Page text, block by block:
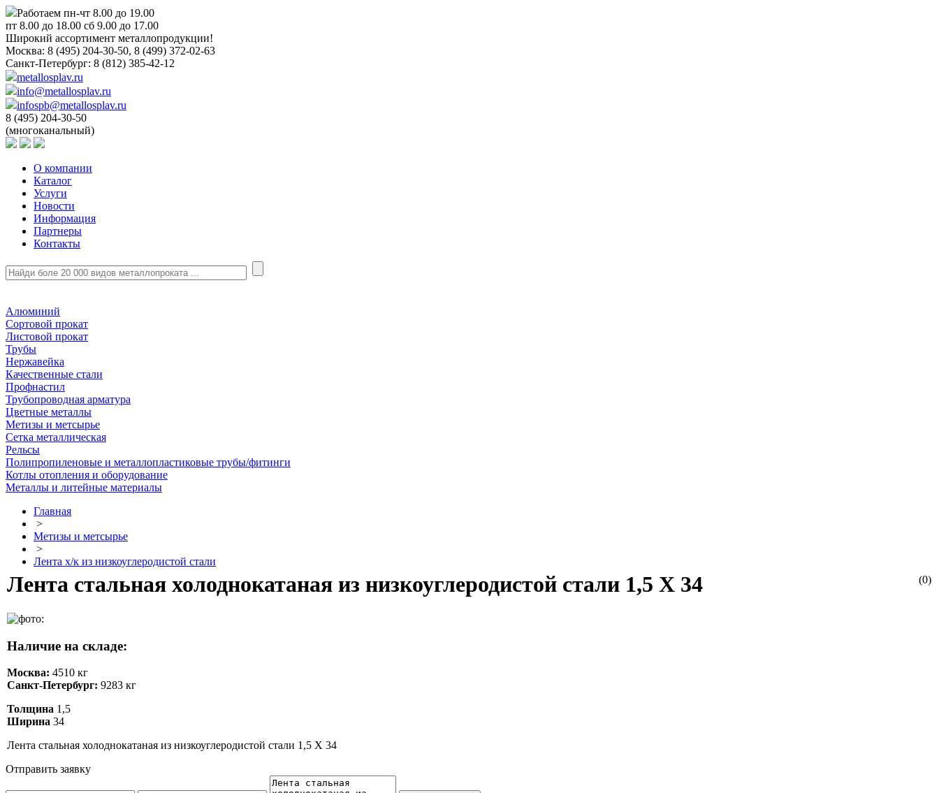
Работаем пн-чт 8.00 до 19.00
пт 8.00 до 18.00 сб 9.00 до 17.00
Широкий ассортимент металлопродукции!
Москва: 8 (495) 204-30-50, 8 (499) 372-02-63
Санкт-Петербург: 8 (812) 385-42-12
metallosplav.ru
info@metallosplav.ru
infospb@metallosplav.ru
8 (495) 204-30-50
(многоканальный)
О компании
Каталог
Услуги
Новости
Информация
Партнеры
Контакты
Алюминий
Сортовой прокат
Листовой прокат
Трубы
Нержавейка
Качественные стали
Профнастил
Трубопроводная арматура
Цветные металлы
Метизы и метсырье
Сетка металлическая
Рельсы
Полипропиленовые и металлопластиковые трубы/фитинги
Котлы отопления и оборудование
Металлы и литейные материалы
Главная
>
Метизы и метсырье
>
Лента х/к из низкоуглеродистой стали
(0)
Лента стальная холоднокатаная из низкоуглеродистой стали 1,5 Х 34
Наличие на складе:
Москва: 4510 кг
Санкт-Петербург: 9283 кг
Толщина 1,5
Ширина 34
Лента стальная холоднокатаная из низкоуглеродистой стали 1,5 Х 34
Отправить заявку